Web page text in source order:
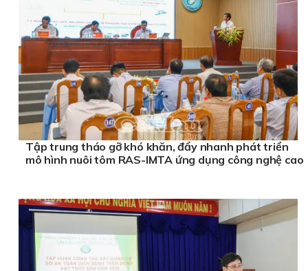
Tập trung tháo gỡ khó khăn, đẩy nhanh phát triển
mô hình nuôi tôm RAS-IMTA ứng dụng công nghệ cao